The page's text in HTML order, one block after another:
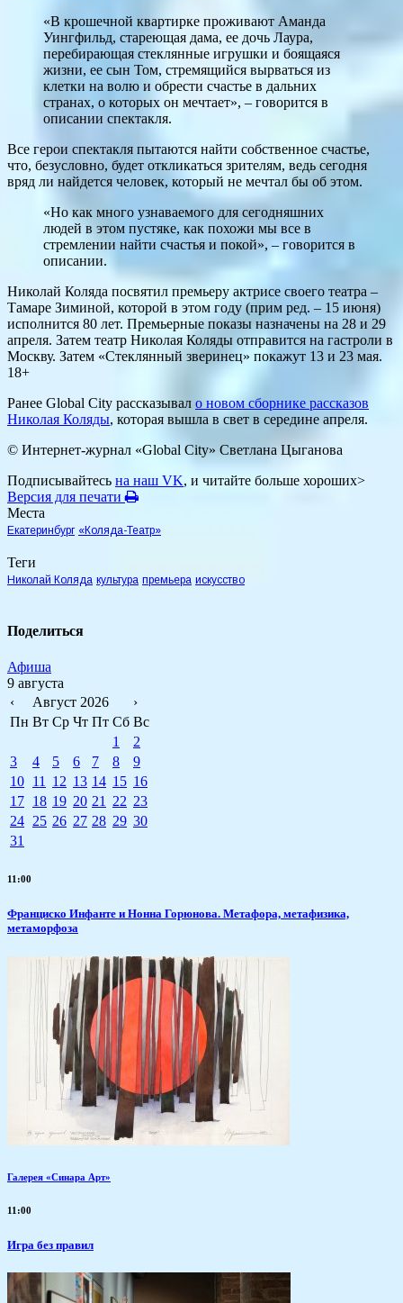
«В крошечной квартирке проживают Аманда
Уингфильд, стареющая дама, ее дочь Лаура,
перебирающая стеклянные игрушки и боящаяся
жизни, ее сын Том, стремящийся вырваться из
клетки на волю и обрести счастье в дальних
странах, о которых он мечтает», – говорится в
описании спектакля.
Все герои спектакля пытаются найти собственное счастье,
что, безусловно, будет откликаться зрителям, ведь сегодня
вряд ли найдется человек, который не мечтал бы об этом.
«Но как много узнаваемого для сегодняшних
людей в этом пустяке, как похожи мы все в
стремлении найти счастья и покой», – говорится в
описании.
Николай Коляда посвятил премьеру актрисе своего театра –
Тамаре Зиминой, которой в этом году (прим ред. – 15 июня)
исполнится 80 лет. Премьерные показы назначены на 28 и 29
апреля. Затем театр Николая Коляды отправится на гастроли в
Москву. Затем «Стеклянный зверинец» покажут 13 и 23 мая.
18+
Ранее Global City рассказывал о новом сборнике рассказов
Николая Коляды, которая вышла в свет в середине апреля.
© Интернет-журнал «Global City» Светлана Цыганова
Подписывайтесь на наш VK, и читайте больше хороших>
Версия для печати
Места
Екатеринбург «Коляда-Театр»
Теги
Николай Коляда культура премьера искусство
Поделиться
Афиша
9 августа
‹
Август 2026
›
Пн Вт Ср Чт Пт Сб Вс
1
2
3
4 5 6 7 8
9
10 11 12 13 14 15 16
17 18 19 20 21 22 23
24 25 26 27 28 29 30
31
11:00
Франциско Инфанте и Нонна Горюнова. Метафора, метафизика,
метаморфоза
Галерея «Синара Арт»
11:00
​Игра без правил